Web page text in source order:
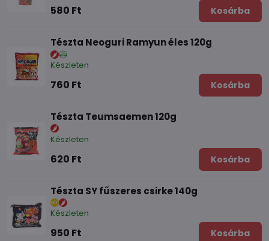
580 Ft Kosárba
Tészta Neoguri Ramyun éles 120g
Készleten
760 Ft Kosárba
Tészta Teumsaemen 120g
Készleten
620 Ft Kosárba
Tészta SY fűszeres csirke 140g
Készleten
950 Ft Kosárba